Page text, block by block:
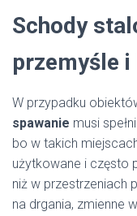
Schody
przemyśle
W przypadku
spawanie musi
bo w takich
użytkowane i często
niż w przestrzeniach
na drgania, zmienne